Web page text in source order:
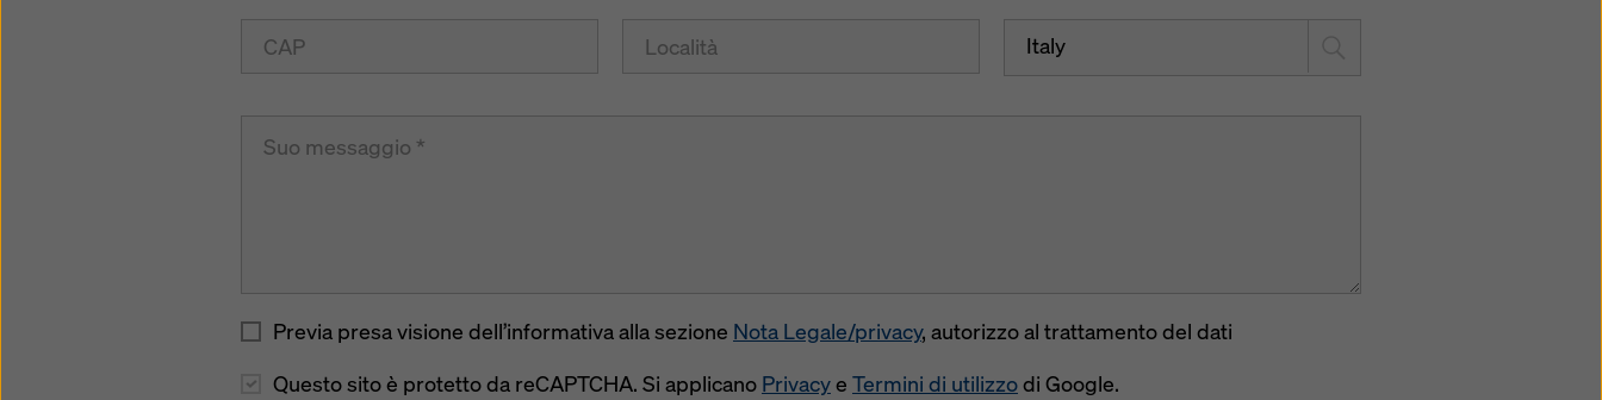
Italy
Previa presa visione dell’informativa alla sezione Nota Legale/privacy, autorizzo al trattamento del dati
Questo sito è protetto da reCAPTCHA. Si applicano Privacye Termini di utilizzodi Google.